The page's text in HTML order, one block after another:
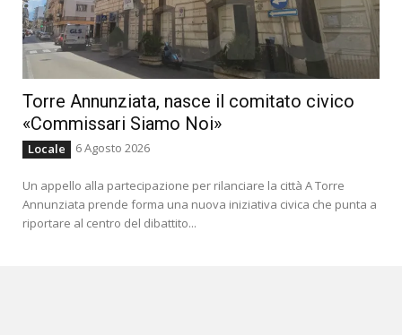
Torre Annunziata, nasce il comitato civico
«Commissari Siamo Noi»
Locale 6 Agosto 2026
Un appello alla partecipazione per rilanciare la città A Torre
Annunziata prende forma una nuova iniziativa civica che punta a
riportare al centro del dibattito...